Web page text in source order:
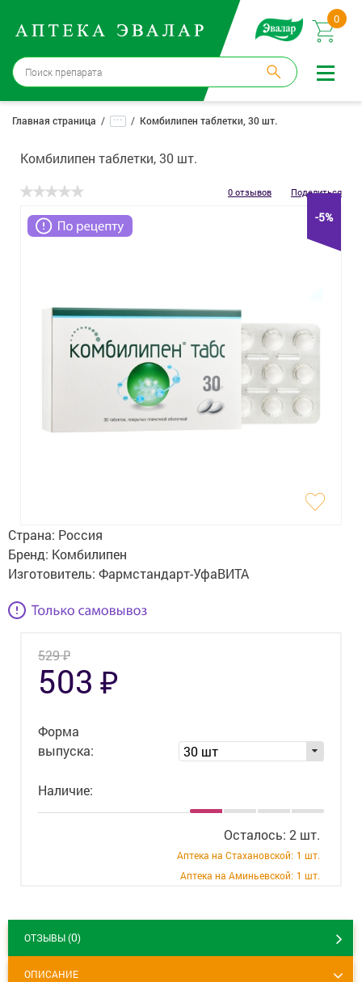
0
Москва→
12 аптек
Войти |
Регистрация
Доставка и оплата
Способ получения:
Косметика
Изделия медицинского назначения
Планирование семьи
Ортопедия
Мама и малыш
Уход за больными
Витамины
Скидки и акции
+7 (495) 921-40-74
Главная страница ... Комбилипен таблетки, 30 шт.
Комбилипен таблетки, 30 шт.
0 отзывов Поделиться
-5%
Страна: Россия
Бренд: Комбилипен
Изготовитель: Фармстандарт-УфаВИТА
529₽
503 ₽
Форма
выпуска:
30 шт
Наличие:
Осталось: 2 шт.
Аптека на Стахановской: 1 шт.
Аптека на Аминьевской: 1 шт.
ОТЗЫВЫ (0)
ОПИСАНИЕ